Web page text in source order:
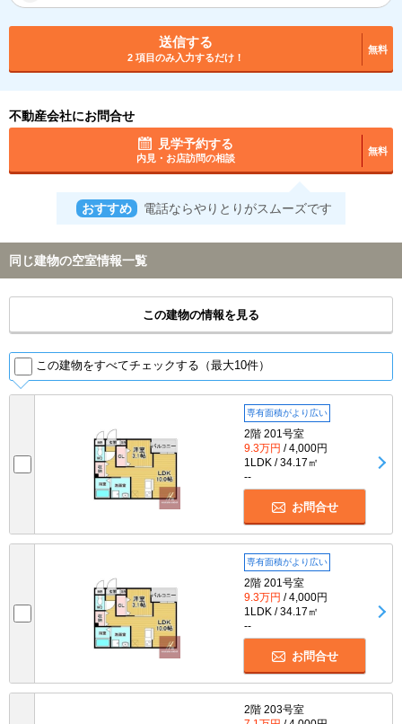
送信する
2 項目のみ入力するだけ！
無料
不動産会社にお問合せ
見学予約する
内見・お店訪問の相談
無料
おすすめ 電話ならやりとりがスムーズです
同じ建物の空室情報一覧
この建物の情報を見る
この建物をすべてチェックする（最大10件）
専有面積がより広い
2階 201号室
9.3万円 / 4,000円
1LDK / 34.17㎡
--
お問合せ
専有面積がより広い
2階 201号室
9.3万円 / 4,000円
1LDK / 34.17㎡
--
お問合せ
2階 203号室